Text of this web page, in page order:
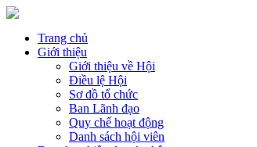
Trang chủ
Giới thiệu
Giới thiệu về Hội
Điều lệ Hội
Sơ đồ tổ chức
Ban Lãnh đạo
Quy chế hoạt động
Danh sách hội viên